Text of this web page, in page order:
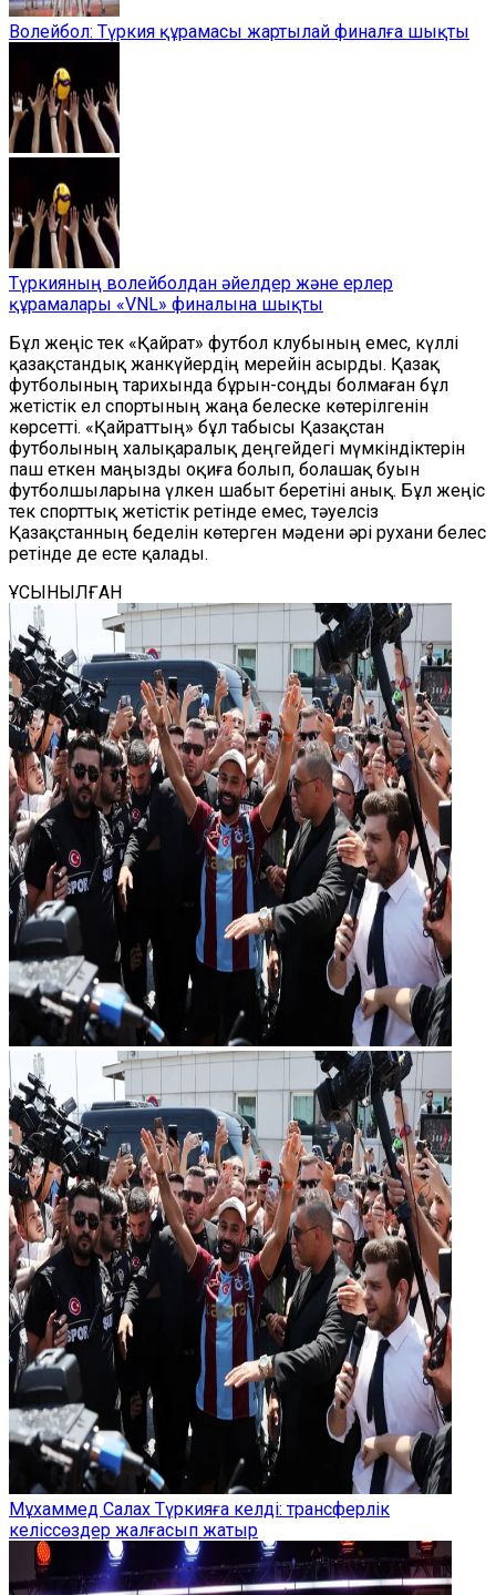
Волейбол: Түркия құрамасы жартылай финалға шықты
Түркияның волейболдан әйелдер және ерлер
құрамалары «VNL» финалына шықты
Бұл жеңіс тек «Қайрат» футбол клубының емес, күллі
қазақстандық жанкүйердің мерейін асырды. Қазақ
футболының тарихында бұрын-соңды болмаған бұл
жетістік ел спортының жаңа белеске көтерілгенін
көрсетті. «Қайраттың» бұл табысы Қазақстан
футболының халықаралық деңгейдегі мүмкіндіктерін
паш еткен маңызды оқиға болып, болашақ буын
футболшыларына үлкен шабыт беретіні анық. Бұл жеңіс
тек спорттық жетістік ретінде емес, тәуелсіз
Қазақстанның беделін көтерген мәдени әрі рухани белес
ретінде де есте қалады.
ҰСЫНЫЛҒАН
Мұхаммед Салах Түркияға келді: трансферлік
келіссөздер жалғасып жатыр